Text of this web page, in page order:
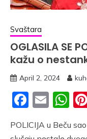
Svaštara
OGLASILA SE
kažu o
April 2, 2024
POLICIJA u Beču